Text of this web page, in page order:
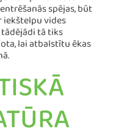
spējas, būt
vides
tā tiks
lai atbalstītu ēkas